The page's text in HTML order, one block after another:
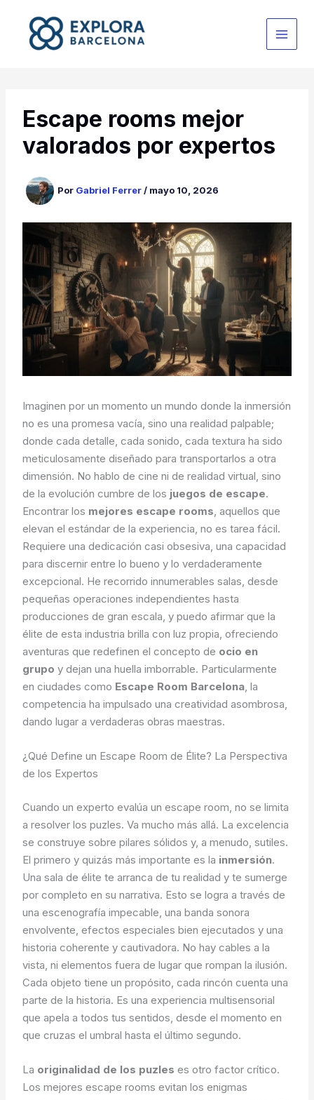
contenido
Escape rooms mejor
valorados por expertos
Por Gabriel Ferrer/ mayo 10, 2026
Imaginen por un momento un mundo donde la inmersión
no es una promesa vacía, sino una realidad palpable;
donde cada detalle, cada sonido, cada textura ha sido
meticulosamente diseñado para transportarlos a otra
dimensión. No hablo de cine ni de realidad virtual, sino
de la evolución cumbre de los juegos de escape.
Encontrar los mejores escape rooms, aquellos que
elevan el estándar de la experiencia, no es tarea fácil.
Requiere una dedicación casi obsesiva, una capacidad
para discernir entre lo bueno y lo verdaderamente
excepcional. He recorrido innumerables salas, desde
pequeñas operaciones independientes hasta
producciones de gran escala, y puedo afirmar que la
élite de esta industria brilla con luz propia, ofreciendo
aventuras que redefinen el concepto de ocio en
grupo y dejan una huella imborrable. Particularmente
en ciudades como Escape Room Barcelona, la
competencia ha impulsado una creatividad asombrosa,
dando lugar a verdaderas obras maestras.
¿Qué Define un Escape Room de Élite? La Perspectiva
de los Expertos
Cuando un experto evalúa un escape room, no se limita
a resolver los puzles. Va mucho más allá. La excelencia
se construye sobre pilares sólidos y, a menudo, sutiles.
El primero y quizás más importante es la inmersión.
Una sala de élite te arranca de tu realidad y te sumerge
por completo en su narrativa. Esto se logra a través de
una escenografía impecable, una banda sonora
envolvente, efectos especiales bien ejecutados y una
historia coherente y cautivadora. No hay cables a la
vista, ni elementos fuera de lugar que rompan la ilusión.
Cada objeto tiene un propósito, cada rincón cuenta una
parte de la historia. Es una experiencia multisensorial
que apela a todos tus sentidos, desde el momento en
que cruzas el umbral hasta el último segundo.
La originalidad de los puzles es otro factor crítico.
Los mejores escape rooms evitan los enigmas